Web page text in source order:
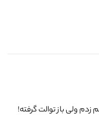
زدم ولی باز توالت گرفته!